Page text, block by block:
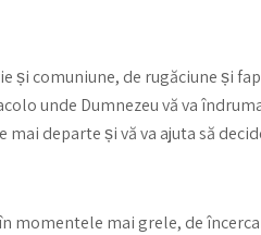
și comuniune, de rugăciune și
unde Dumnezeu vă va
departe și vă va ajuta să
momentele mai grele, de